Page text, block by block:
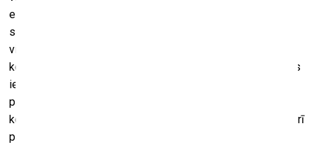
es varēju saprast katras kolekcijas virzību un to
savstarpējās savienojamības iespējas. Domāju, tas mums
visiem arī bija vislielākais izaicinājums. Kā radīt precīzu
kolekcijas naratīvu no relatīvi neliela darbu skaita? Un kā tas
iedarbosies uz pārējām kolekcijām? Šeit es nerunāju tikai
par atlasītajiem darbiem, man vienlīdz svarīga bija arī
kolekcijas aktivitāšu “vertikāle”, tāpēc es nolēmu izveidot arī
papildus telpu, kur apmeklētāji var uzzināt vairāk par